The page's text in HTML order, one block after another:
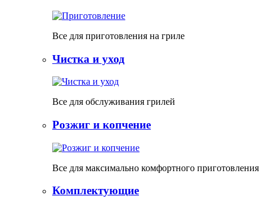
Все для приготовления на гриле
Чистка и уход
Все для обслуживания грилей
Розжиг и копчение
Все для максимально комфортного приготовления
Комплектующие